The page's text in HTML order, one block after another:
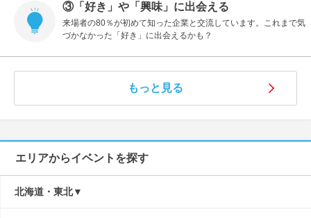
③「好き」や「興味」に出会える
来場者の80％が初めて知った企業と交流しています。これまで気
づかなかった「好き」に出会えるかも？
もっと見る
エリアからイベントを探す
北海道・東北